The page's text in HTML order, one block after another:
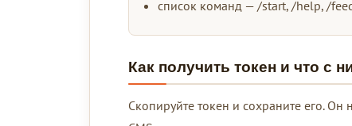
список команд — /start, /help, /
Как получить токен и что с
Скопируйте токен и сохраните его.